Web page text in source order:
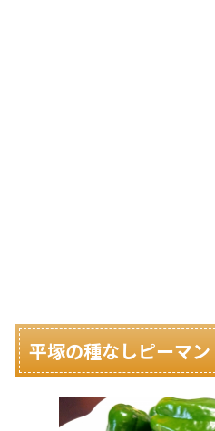
平塚の種なしピーマン